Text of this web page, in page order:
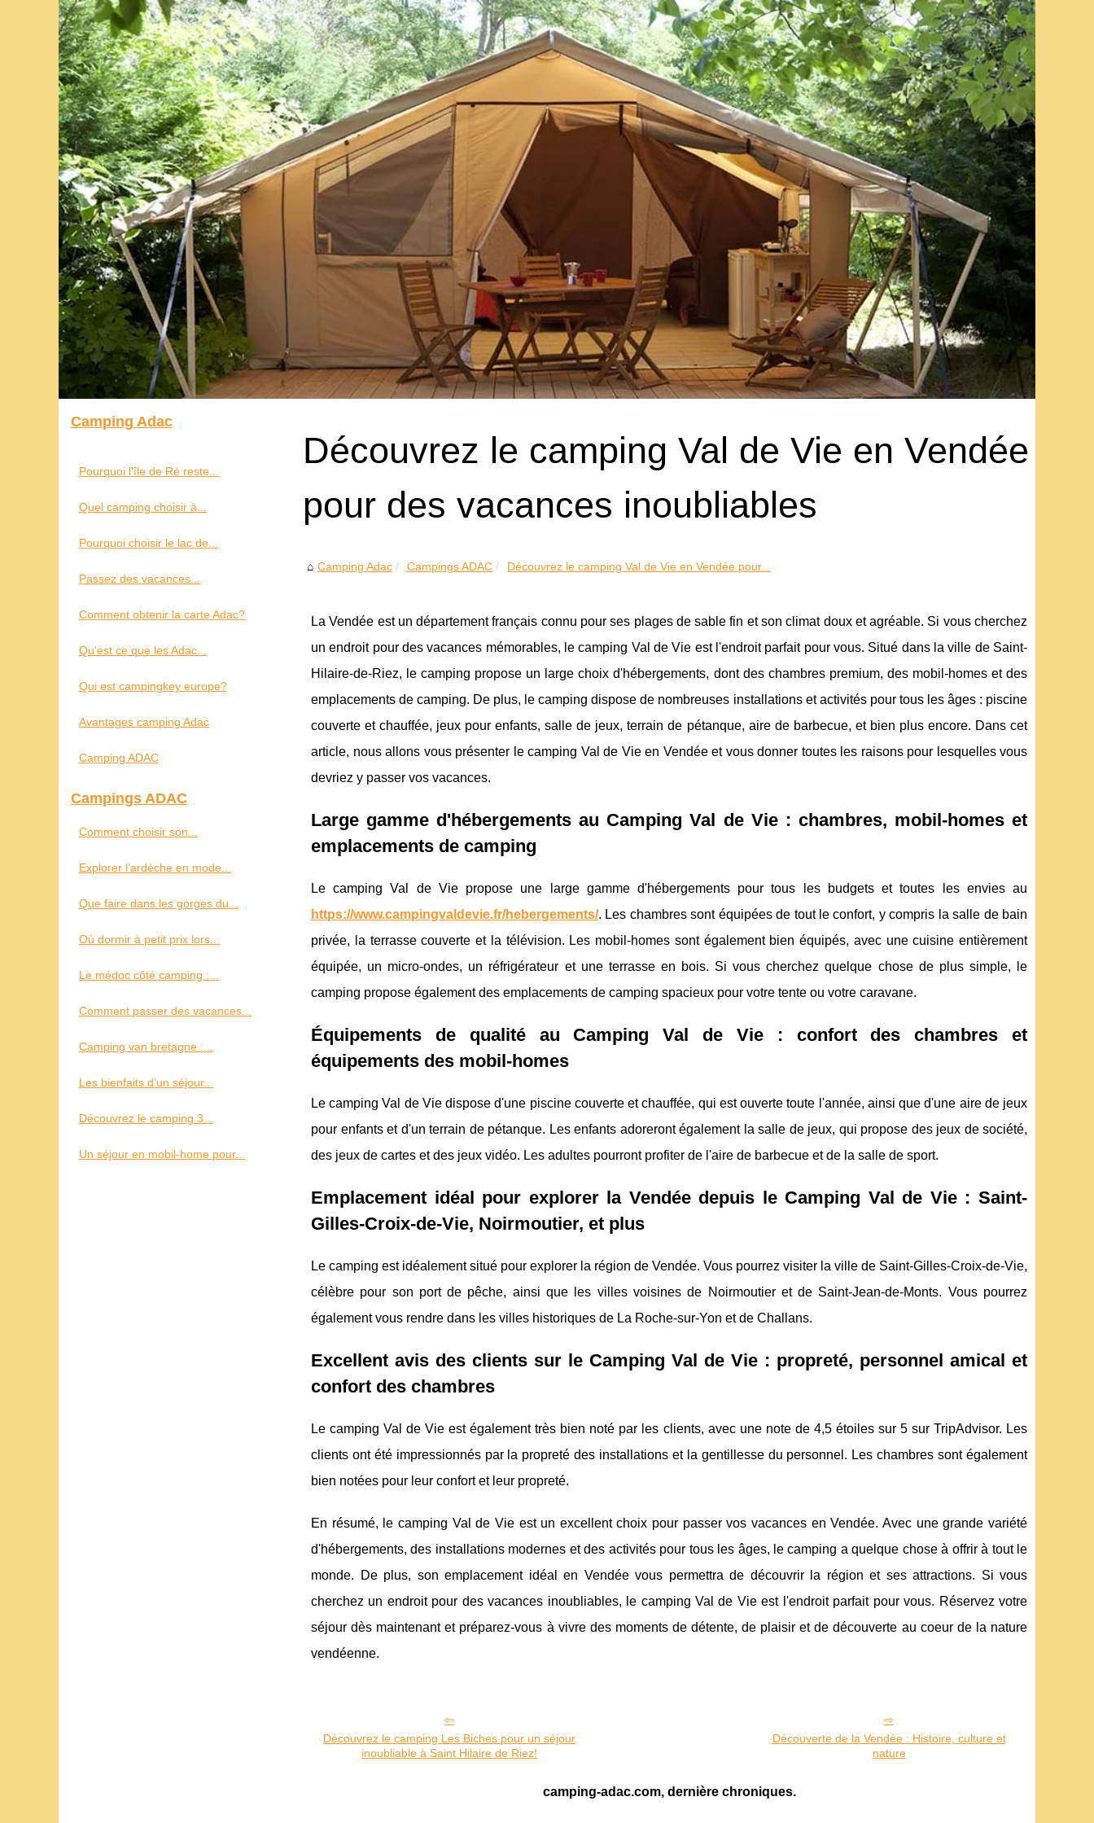
Découvrez le camping Val de Vie en Vendée
pour des vacances inoubliables
Camping Adac Campings ADAC Découvrez le camping Val de Vie en Vendée pour...
La Vendée est un département français connu pour ses plages de sable fin et son climat doux et agréable. Si vous cherchez
un endroit pour des vacances mémorables, le camping Val de Vie est l'endroit parfait pour vous. Situé dans la ville de Saint-
Hilaire-de-Riez, le camping propose un large choix d'hébergements, dont des chambres premium, des mobil-homes et des
emplacements de camping. De plus, le camping dispose de nombreuses installations et activités pour tous les âges : piscine
couverte et chauffée, jeux pour enfants, salle de jeux, terrain de pétanque, aire de barbecue, et bien plus encore. Dans cet
article, nous allons vous présenter le camping Val de Vie en Vendée et vous donner toutes les raisons pour lesquelles vous
devriez y passer vos vacances.
Large gamme d'hébergements au Camping Val de Vie : chambres, mobil-homes et
emplacements de camping
Le camping Val de Vie propose une large gamme d'hébergements pour tous les budgets et toutes les envies au
https://www.campingvaldevie.fr/hebergements/. Les chambres sont équipées de tout le confort, y compris la salle de bain
privée, la terrasse couverte et la télévision. Les mobil-homes sont également bien équipés, avec une cuisine entièrement
équipée, un micro-ondes, un réfrigérateur et une terrasse en bois. Si vous cherchez quelque chose de plus simple, le
camping propose également des emplacements de camping spacieux pour votre tente ou votre caravane.
Équipements de qualité au Camping Val de Vie : confort des chambres et
équipements des mobil-homes
Le camping Val de Vie dispose d'une piscine couverte et chauffée, qui est ouverte toute l'année, ainsi que d'une aire de jeux
pour enfants et d'un terrain de pétanque. Les enfants adoreront également la salle de jeux, qui propose des jeux de société,
des jeux de cartes et des jeux vidéo. Les adultes pourront profiter de l'aire de barbecue et de la salle de sport.
Emplacement idéal pour explorer la Vendée depuis le Camping Val de Vie : Saint-
Gilles-Croix-de-Vie, Noirmoutier, et plus
Le camping est idéalement situé pour explorer la région de Vendée. Vous pourrez visiter la ville de Saint-Gilles-Croix-de-Vie,
célèbre pour son port de pêche, ainsi que les villes voisines de Noirmoutier et de Saint-Jean-de-Monts. Vous pourrez
également vous rendre dans les villes historiques de La Roche-sur-Yon et de Challans.
Excellent avis des clients sur le Camping Val de Vie : propreté, personnel amical et
confort des chambres
Le camping Val de Vie est également très bien noté par les clients, avec une note de 4,5 étoiles sur 5 sur TripAdvisor. Les
clients ont été impressionnés par la propreté des installations et la gentillesse du personnel. Les chambres sont également
bien notées pour leur confort et leur propreté.
En résumé, le camping Val de Vie est un excellent choix pour passer vos vacances en Vendée. Avec une grande variété
d'hébergements, des installations modernes et des activités pour tous les âges, le camping a quelque chose à offrir à tout le
monde. De plus, son emplacement idéal en Vendée vous permettra de découvrir la région et ses attractions. Si vous
cherchez un endroit pour des vacances inoubliables, le camping Val de Vie est l'endroit parfait pour vous. Réservez votre
séjour dès maintenant et préparez-vous à vivre des moments de détente, de plaisir et de découverte au coeur de la nature
vendéenne.
Découvrez le camping Les Biches pour un séjour
inoubliable à Saint Hilaire de Riez!
Découverte de la Vendée : Histoire, culture et
nature
camping-adac.com, dernière chroniques.
Camping Adac
Pourquoi l'île de Ré reste...
Quel camping choisir à...
Pourquoi choisir le lac de...
Passez des vacances...
Comment obtenir la carte Adac?
Qu'est ce que les Adac...
Qui est campingkey europe?
Avantages camping Adac
Camping ADAC
Campings ADAC
Comment choisir son...
Explorer l’ardèche en mode...
Que faire dans les gorges du...
Où dormir à petit prix lors...
Le médoc côté camping :...
Comment passer des vacances...
Camping van bretagne :...
Les bienfaits d’un séjour...
Découvrez le camping 3...
Un séjour en mobil-home pour...